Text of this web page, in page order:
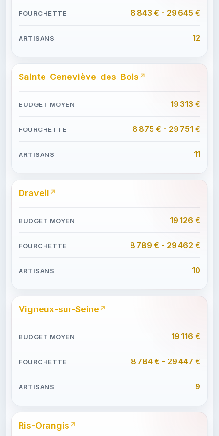
8 843 € - 29 645 €
12
Sainte-Geneviève-des-Bois
19 313 €
8 875 € - 29 751 €
11
Draveil
19 126 €
8 789 € - 29 462 €
10
Vigneux-sur-Seine
19 116 €
8 784 € - 29 447 €
9
Ris-Orangis